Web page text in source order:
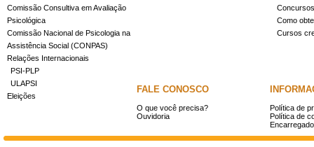
Comissão Consultiva em Avaliação
Psicológica
Comissão Nacional de Psicologia na
Assistência Social (CONPAS)
Relações Internacionais
PSI-PLP
ULAPSI
Eleições
Concursos
Como
Cursos
FALE CONOSCO
O que você precisa?
Ouvidoria
Política de
Política de